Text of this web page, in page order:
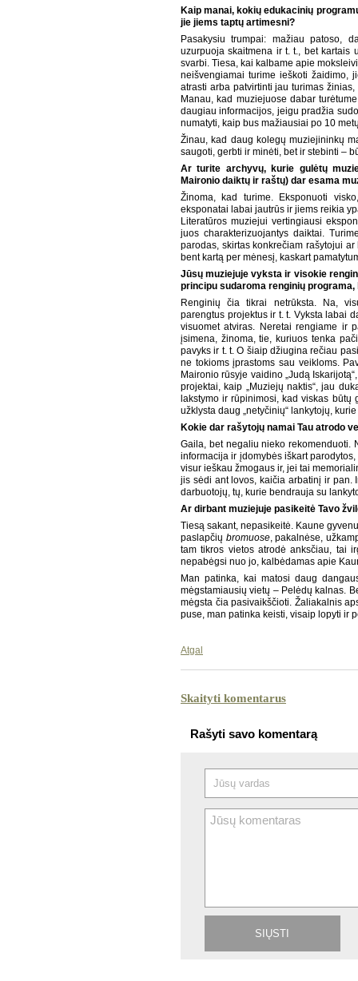
Kaip manai, kokių edukacinių
jie jiems taptų artimesni?
Pasakysiu trumpai: mažiau patoso,
uzurpuoja skaitmena ir t. t., bet kartais
svarbi. Tiesa, kai kalbame apie
neišvengiamai turime ieškoti žaidimo,
atrasti arba patvirtinti jau turimas
Manau, kad muziejuose dabar
daugiau informacijos, jeigu pradžia
numatyti, kaip bus mažiausiai po 10
Žinau, kad daug kolegų muziejininkų
saugoti, gerbti ir minėti, bet ir stebinti –
Ar turite archyvų, kurie gulėtų
Maironio daiktų ir raštų) dar esama
Žinoma, kad turime. Eksponuoti
eksponatai labai jautrūs ir jiems reikia
Literatūros muziejui vertingiausi
juos charakterizuojantys daiktai.
parodas, skirtas konkrečiam rašytojui
bent kartą per mėnesį, kaskart
Jūsų muziejuje vyksta ir visokie
principu sudaroma renginių
Renginių čia tikrai netrūksta. Na,
parengtus projektus ir t. t. Vyksta labai
visuomet atviras. Neretai rengiame ir
įsimena, žinoma, tie, kuriuos tenka
pavyks ir t. t. O šiaip džiugina rečiau
ne tokioms įprastoms sau veikloms.
Maironio rūsyje vaidino „Judą
projektai, kaip „Muziejų naktis“, jau
lakstymo ir rūpinimosi, kad viskas
užklysta daug „netyčinių“ lankytojų,
Kokie dar rašytojų namai Tau atrodo
Gaila, bet negaliu nieko rekomenduoti.
informacija ir įdomybės iškart
visur ieškau žmogaus ir, jei tai
jis sėdi ant lovos, kaičia arbatinį ir pan.
darbuotojų, tų, kurie bendrauja su
Ar dirbant muziejuje pasikeitė Tavo
Tiesą sakant, nepasikeitė. Kaune
paslapčių bromuose, pakalnėse,
tam tikros vietos atrodė anksčiau, tai
nepabėgsi nuo jo, kalbėdamas apie
Man patinka, kai matosi daug
mėgstamiausių vietų – Pelėdų kalnas.
mėgsta čia pasivaikščioti. Žaliakalnis
puse, man patinka keisti, visaip lopyti ir
Atgal
Skaityti komentarus
Rašyti savo komentarą